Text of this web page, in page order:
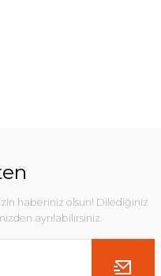
haberiniz olsun! Dilediğiniz
ayrılabilirsiniz.